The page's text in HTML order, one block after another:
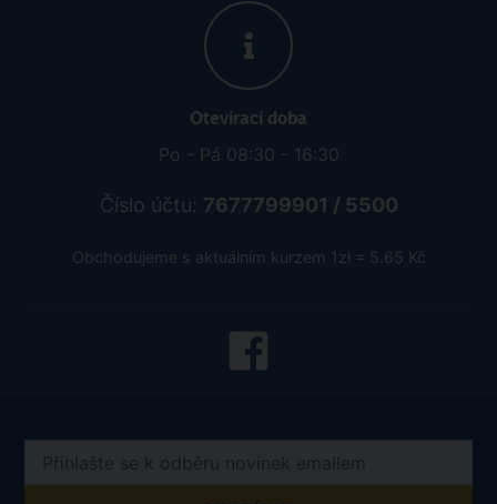
Otevírací doba
Po - Pá 08:30 - 16:30
Číslo účtu: 7677799901 / 5500
Obchodujeme s aktuálním kurzem 1zł = 5.65 Kč